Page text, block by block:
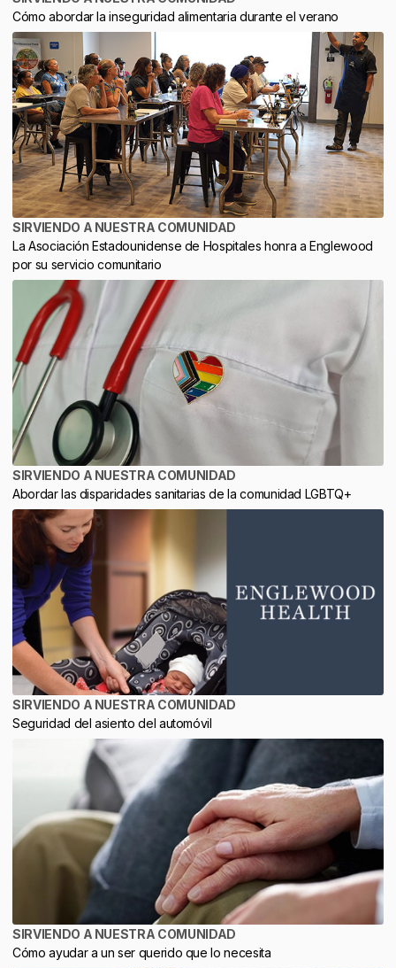
Cómo abordar la inseguridad alimentaria durante el verano
SIRVIENDO A NUESTRA COMUNIDAD
La Asociación Estadounidense de Hospitales honra a Englewood
por su servicio comunitario
SIRVIENDO A NUESTRA COMUNIDAD
Abordar las disparidades sanitarias de la comunidad LGBTQ+
SIRVIENDO A NUESTRA COMUNIDAD
Seguridad del asiento del automóvil
SIRVIENDO A NUESTRA COMUNIDAD
Cómo ayudar a un ser querido que lo necesita